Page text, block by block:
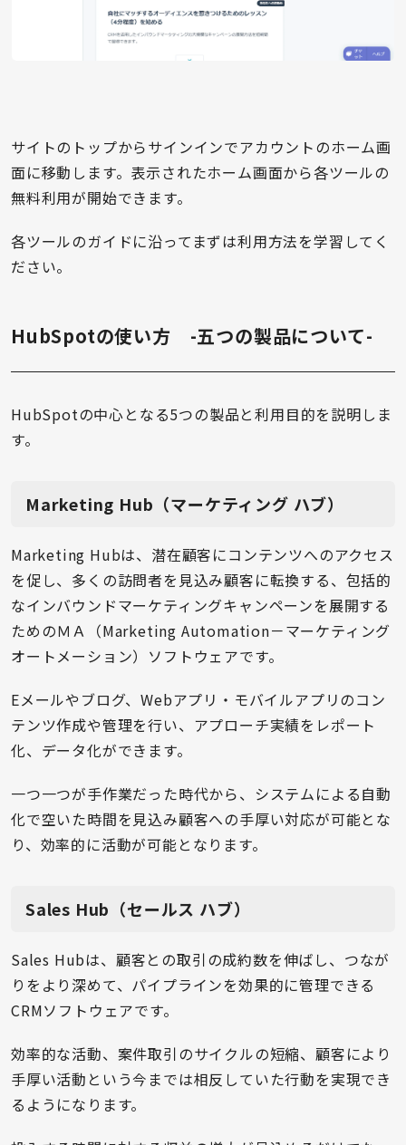
サイトのトップからサインインでアカウントのホーム画
面に移動します。表示されたホーム画面から各ツールの
無料利用が開始できます。
各ツールのガイドに沿ってまずは利用方法を学習してく
ださい。
HubSpotの使い方 -五つの製品について-
HubSpotの中心となる5つの製品と利用目的を説明しま
す。
Marketing Hub（マーケティング ハブ）
Marketing Hubは、潜在顧客にコンテンツへのアクセス
を促し、多くの訪問者を見込み顧客に転換する、包括的
なインバウンドマーケティングキャンペーンを展開する
ためのＭＡ（Marketing Automation－マーケティング
オートメーション）ソフトウェアです。
Eメールやブログ、Webアプリ・モバイルアプリのコン
テンツ作成や管理を行い、アプローチ実績をレポート
化、データ化ができます。
一つ一つが手作業だった時代から、システムによる自動
化で空いた時間を見込み顧客への手厚い対応が可能とな
り、効率的に活動が可能となります。
Sales Hub（セールス ハブ）
Sales Hubは、顧客との取引の成約数を伸ばし、つなが
りをより深めて、パイプラインを効果的に管理できる
CRMソフトウェアです。
効率的な活動、案件取引のサイクルの短縮、顧客により
手厚い活動という今までは相反していた行動を実現でき
るようになります。